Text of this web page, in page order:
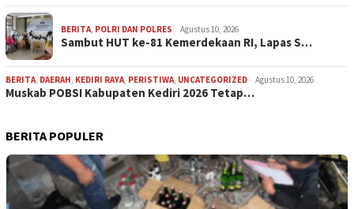
BERITA, POLRI DAN POLRES Agustus 10, 2026
Sambut HUT ke-81 Kemerdekaan RI, Lapas S…
BERITA, DAERAH, KEDIRI RAYA, PERISTIWA, UNCATEGORIZED Agustus 10, 2026
Muskab POBSI Kabupaten Kediri 2026 Tetap…
BERITA POPULER